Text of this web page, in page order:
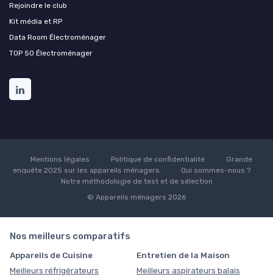
Rejoindre le club
Kit média et RP
Data Room Électroménager
TOP 50 Électroménager
Mentions légales Politique de confidentialité
Grande
enquête 2025 sur les appareils ménagers
Qui sommes-nous ?
Notre méthodologie de test et de sélection
© Appareils ménagers 2026
Nos meilleurs comparatifs
Appareils de Cuisine
Meilleurs réfrigérateurs
Entretien de la Maison
Meilleurs aspirateurs balais